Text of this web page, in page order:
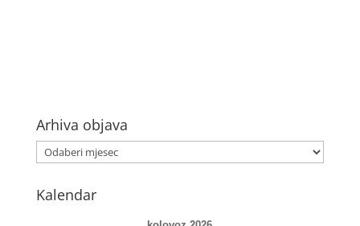
Arhiva objava
Kalendar